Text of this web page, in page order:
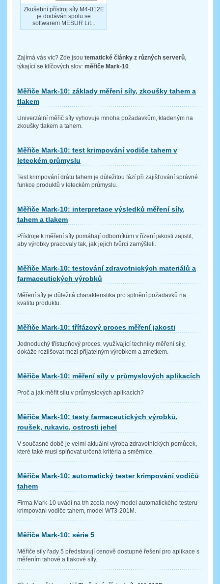
Zkušební přístroj síly M4-012E
je dodáván spolu se
softwarem MESUR Lit...
Zajímá vás víc? Zde jsou tematické články z různých serverů,
týkající se klíčových slov: měřiče Mark-10.
Měřiče Mark-10: základy měření síly, zkoušky tahem a
tlakem
Univerzální měřič síly vyhovuje mnoha požadavkům, kladeným na
zkoušky tlakem a tahem.
Měřiče Mark-10: test krimpování vodiče tahem v
leteckém průmyslu
Test krimpování drátu tahem je důležitou fází při zajišťování správné
funkce produktů v leteckém průmyslu.
Měřiče Mark-10: interpretace výsledků měření síly,
tahem a tlakem
Přístroje k měření síly pomáhají odborníkům v řízení jakosti zajistit,
aby výrobky pracovaly tak, jak jejich tvůrci zamýšleli.
Měřiče Mark-10: testování zdravotnických materiálů a
farmaceutických výrobků
Měření síly je důležitá charakteristika pro splnění požadavků na
kvalitu produktu.
Měřiče Mark-10: třífázový proces měření jakosti
Jednoduchý třístupňový proces, využívající techniky měření síly,
dokáže rozlišovat mezi přijatelným výrobkem a zmetkem.
Měřiče Mark-10: měření síly v průmyslových aplikacích
Proč a jak měřit sílu v průmyslových aplikacích?
Měřiče Mark-10: testy farmaceutických výrobků,
roušek, rukavic, ostrosti jehel
V současné době je velmi aktuální výroba zdravotnických pomůcek,
které také musí splňovat určená kritéria a směrnice.
Měřiče Mark-10: automatický tester krimpování vodičů
tahem
Firma Mark-10 uvádí na trh zcela nový model automatického testeru
krimpování vodiče tahem, model WT3-201M.
Měřiče Mark-10: série 5
Měřiče síly řady 5 představují cenově dostupné řešení pro aplikace s
měřením tahové a tlakové síly.